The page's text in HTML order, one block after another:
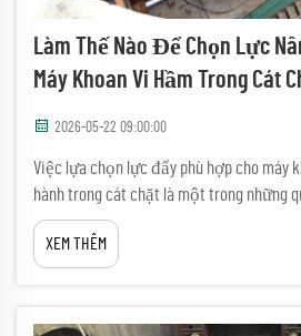
Làm Thế Nào Để Chọn Lực
Máy Khoan Vi Hầm Trong Cát
2026-05-22 09:00:00
Việc lựa chọn lực đẩy phù hợp cho máy
hành trong cát chặt là một trong những
trọng nhất trong bất kỳ dự án xây dựng
ước tính thiếu lực đẩy, bạn có nguy cơ
khoan bị kẹt, hư hỏng ống dẫn hoặc thảm
XEM THÊM